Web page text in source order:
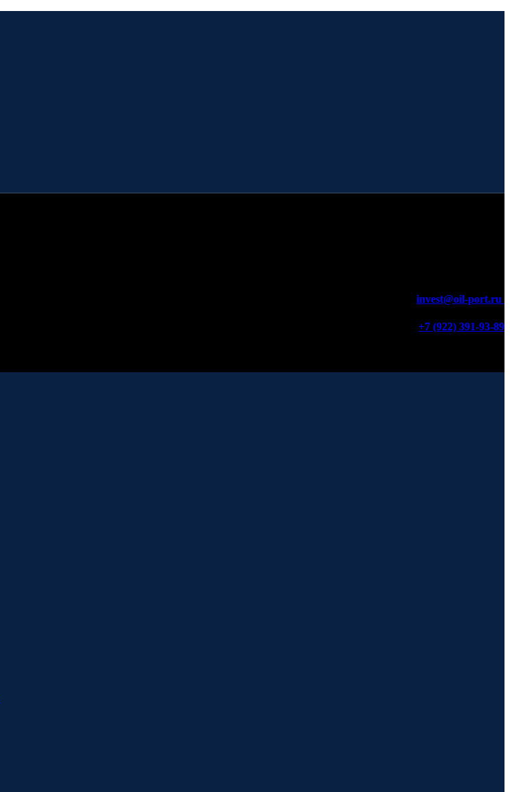
invest@oil-port.ru
+7 (922) 391-93-89